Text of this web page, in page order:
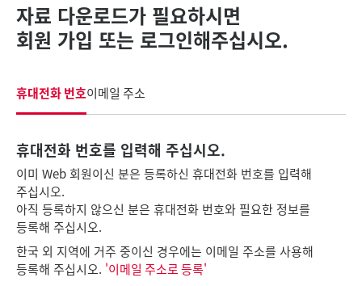
자료 다운로드가 필요하시면
회원 가입 또는 로그인해주십시오.
휴대전화 번호이메일 주소
휴대전화 번호를 입력해 주십시오.
이미 Web 회원이신 분은 등록하신 휴대전화 번호를 입력해
주십시오.
아직 등록하지 않으신 분은 휴대전화 번호와 필요한 정보를
등록해 주십시오.
한국 외 지역에 거주 중이신 경우에는 이메일 주소를 사용해
등록해 주십시오. '이메일 주소로 등록'